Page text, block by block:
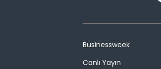
Businessweek
Canlı Yayın